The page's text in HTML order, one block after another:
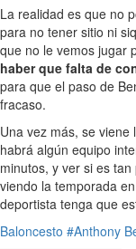
La realidad es que no
para no tener sitio ni
que no le vemos jugar
haber que falta de
para que el paso de
fracaso.
Una vez más, se viene
habrá algún equipo
minutos, y ver si es
viendo la temporada
deportista tenga que
Baloncesto #Anthony